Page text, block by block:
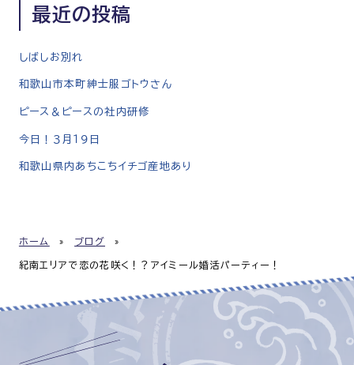
最近の投稿
しばしお別れ
和歌山市本町紳士服ゴトウさん
ピース＆ピースの社内研修
今日！３月１９日
和歌山県内あちこちイチゴ産地あり
ホーム » ブログ »
紀南エリアで恋の花咲く！？アイミール婚活パーティー！